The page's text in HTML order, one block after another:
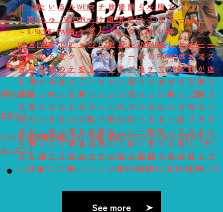
イ
ト
～
VS
PARK
貸
し
切
り
大
合
コ
ン
～』
【重
要】
9/5(土)
営
業
時
間
変
更
の
お
知
ら
せ
た
い。』
×VS
PARK
応
援
キ
ャ
ン
ペ
ー
ン
開
催！
い
ハ
ジ
け
る
最
高
の1
日
を
過
ご
そ
う！
る
「VS
PARK」
で
夏
の
思
い
出
を
つ
く
ろ
う！
ル
OPEN♬
新
ア
ク
テ
イ
ビ
テ
ィ3
種
類
登
場！
WEB
チ
ケ
ッ
ト
を
ご
購
入
の
お
客
様
へ
マ
ー！
夏
の
フ
リ
ー
パ
ス
割」
実
施
中
♪
チ
ケ
ッ
ト
ア
ソ
ビ
ュ
ー
で
販
売
中
♪
放
題！
「夜
遊
び
チ
ケ
ッ
ト」
販
売
中
☆
彡
優
先
入
場
フ
リ
ー
パ
ス」
WEB
に
て
販
売！
限
定！
グ
ル
ー
プ
超
得
プ
ラ
ン」
販
売
中！
ら
え
る！
SNS
投
稿
キ
ャ
ン
ペ
ー
ン
開
催！
ル」
で
VS
PARK
の
チ
ケ
ッ
ト
を
販
売
開
始！
販
売
中！
VS
PARK
で
思
い
出
を
残
そ
う
♪
て
も
楽
し
い"VS
PARK"！
体
験
シ
ー
ン
を
紹
介！
ワ
ー
ル
ド
ポ
ー
タ
ー
ズ
店
で
遊
ぼ
う！
以
上
か
ら！
お
得
な
「団
体
プ
ラ
ン」
登
場！
ポ
ー
タ
ー
ズ
が
満
喫
で
き
る
「チ
ケ
得」！
ポ
ー
タ
ー
ズ
店
グ
ラ
ン
ド
オ
ー
プ
ン！
2024.05.22
お知らせ
7/18(木)神奈川初出店！VS PARK 横浜ワールドポーターズ店グランド
オープン！
See more